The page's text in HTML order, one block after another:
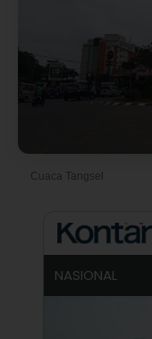
Cuaca Tangsel
NASIONAL